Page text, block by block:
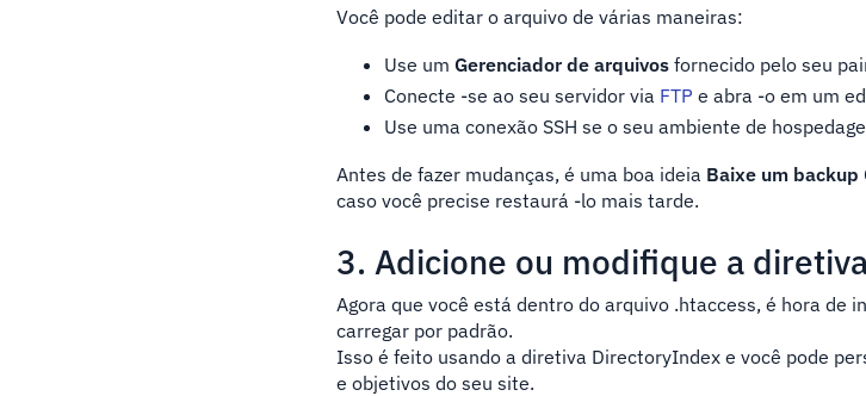
Você pode editar o arquivo de várias maneiras:
Use umGerenciador de arquivos fornecido pelo seu
Conecte -se ao seu servidor via FTP e abra -o em um
Use uma conexão SSH se o seu ambiente de
Antes de fazer mudanças, é uma boa ideia Baixe um backup
caso você precise restaurá -lo mais tarde.
3. Adicione ou modifique a
Agora que você está dentro do arquivo .htaccess, é hora de
carregar por padrão.
Isso é feito usando a diretiva DirectoryIndex e você pode
e objetivos do seu site.